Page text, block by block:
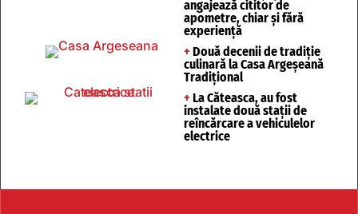
angajează cititor de
apometre, chiar și fără
experiență
+ Două decenii de tradiție
culinară la Casa Argeșeană
Tradițional
+ La Căteasca, au fost
instalate două stații de
reîncărcare a vehiculelor
electrice